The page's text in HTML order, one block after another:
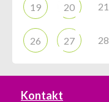
19 20 21
26 27 28
Kontakt